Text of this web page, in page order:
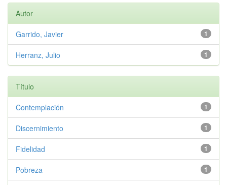
Autor
1
Garrido, Javier
1
Herranz, Julio
Título
1
Contemplación
1
Discernimiento
1
Fidelidad
1
Pobreza